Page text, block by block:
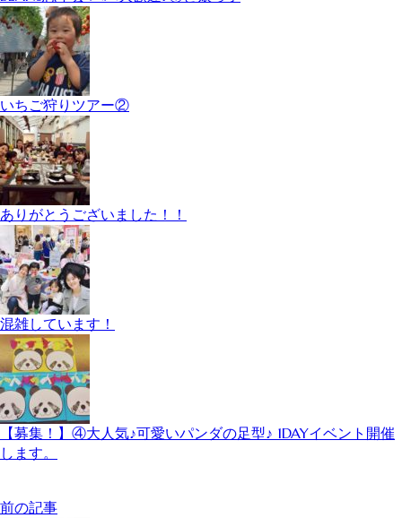
いちご狩りツアー②
ありがとうございました！！
混雑しています！
【募集！】④大人気♪可愛いパンダの足型♪ 1DAYイベント開催
します。
前の記事